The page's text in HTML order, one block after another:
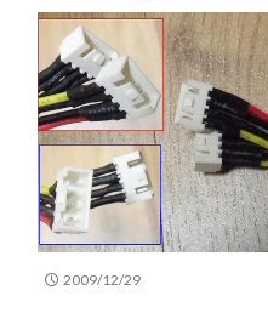
2009/12/29